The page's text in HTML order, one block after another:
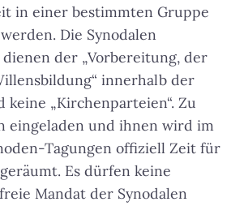
in einer bestimmten Gruppe
Die Synodalen
der „Vorbereitung, der
innerhalb der
keine „Kirchenparteien“. Zu
eingeladen und ihnen wird im
Tagungen offiziell Zeit für
Es dürfen keine
Mandat der Synodalen